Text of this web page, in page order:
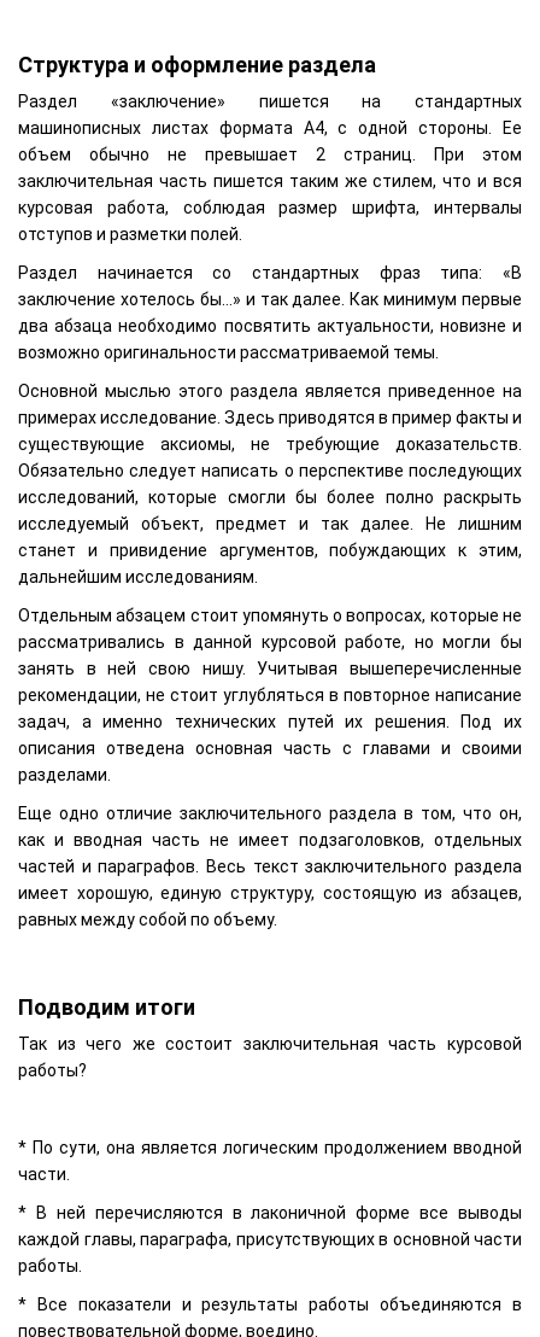
Структура и оформление раздела
Раздел «заключение» пишется на стандартных
машинописных листах формата А4, с одной стороны. Ее
объем обычно не превышает 2 страниц. При этом
заключительная часть пишется таким же стилем, что и вся
курсовая работа, соблюдая размер шрифта, интервалы
отступов и разметки полей.
Раздел начинается со стандартных фраз типа: «В
заключение хотелось бы…» и так далее. Как минимум первые
два абзаца необходимо посвятить актуальности, новизне и
возможно оригинальности рассматриваемой темы.
Основной мыслью этого раздела является приведенное на
примерах исследование. Здесь приводятся в пример факты и
существующие аксиомы, не требующие доказательств.
Обязательно следует написать о перспективе последующих
исследований, которые смогли бы более полно раскрыть
исследуемый объект, предмет и так далее. Не лишним
станет и привидение аргументов, побуждающих к этим,
дальнейшим исследованиям.
Отдельным абзацем стоит упомянуть о вопросах, которые не
рассматривались в данной курсовой работе, но могли бы
занять в ней свою нишу. Учитывая вышеперечисленные
рекомендации, не стоит углубляться в повторное написание
задач, а именно технических путей их решения. Под их
описания отведена основная часть с главами и своими
разделами.
Еще одно отличие заключительного раздела в том, что он,
как и вводная часть не имеет подзаголовков, отдельных
частей и параграфов. Весь текст заключительного раздела
имеет хорошую, единую структуру, состоящую из абзацев,
равных между собой по объему.
Подводим итоги
Так из чего же состоит заключительная часть курсовой
работы?
* По сути, она является логическим продолжением вводной
части.
* В ней перечисляются в лаконичной форме все выводы
каждой главы, параграфа, присутствующих в основной части
работы.
* Все показатели и результаты работы объединяются в
повествовательной форме, воедино.